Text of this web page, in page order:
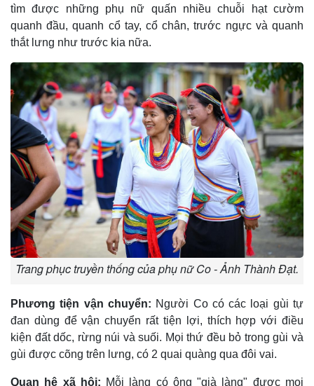
tìm được những phụ nữ quấn nhiều chuỗi hạt cườm
quanh đầu, quanh cổ tay, cổ chân, trước ngực và quanh
thắt lưng như trước kia nữa.
Trang phục truyền thống của phụ nữ Co - Ảnh Thành Đạt.
Phương tiện vận chuyển: Người Co có các loại gùi tự
đan dùng để vận chuyển rất tiện lợi, thích hợp với điều
kiện đất dốc, rừng núi và suối. Mọi thứ đều bỏ trong gùi và
gùi được cõng trên lưng, có 2 quai quàng qua đôi vai.
Quan hệ xã hội: Mỗi làng có ông "già làng" được mọi